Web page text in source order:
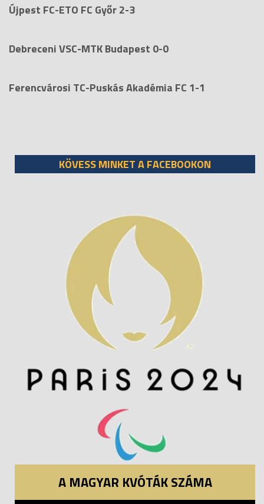
Újpest FC-ETO FC Győr 2-3
Debreceni VSC-MTK Budapest 0-0
Ferencvárosi TC-Puskás Akadémia FC 1-1
KÖVESS MINKET A FACEBOOKON
A MAGYAR KVÓTÁK SZÁMA